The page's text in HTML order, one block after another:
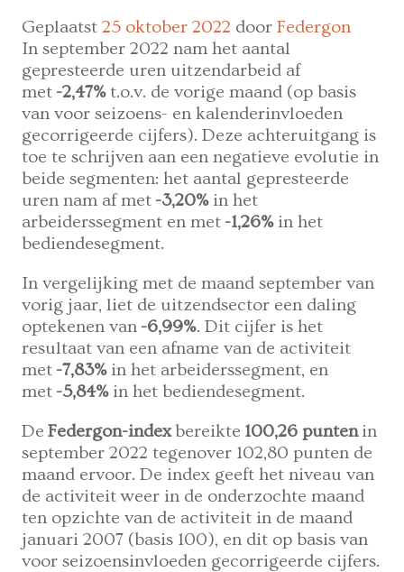
in
het
algemeen
Geplaatst 25 oktober 2022 door Federgon
In september 2022 nam het aantal
gepresteerde uren uitzendarbeid af
met -2,47% t.o.v. de vorige maand (op basis
van voor seizoens- en kalenderinvloeden
gecorrigeerde cijfers). Deze achteruitgang is
toe te schrijven aan een negatieve evolutie in
beide segmenten: het aantal gepresteerde
uren nam af met -3,20% in het
arbeiderssegment en met -1,26% in het
bediendesegment.
In vergelijking met de maand september van
vorig jaar, liet de uitzendsector een daling
optekenen van -6,99%. Dit cijfer is het
resultaat van een afname van de activiteit
met -7,83% in het arbeiderssegment, en
met -5,84% in het bediendesegment.
DeFedergon-indexbereikte 100,26 puntenin
september 2022 tegenover 102,80 punten de
maand ervoor. De index geeft het niveau van
de activiteit weer in de onderzochte maand
ten opzichte van de activiteit in de maand
januari 2007 (basis 100), en dit op basis van
voor seizoensinvloeden gecorrigeerde cijfers.